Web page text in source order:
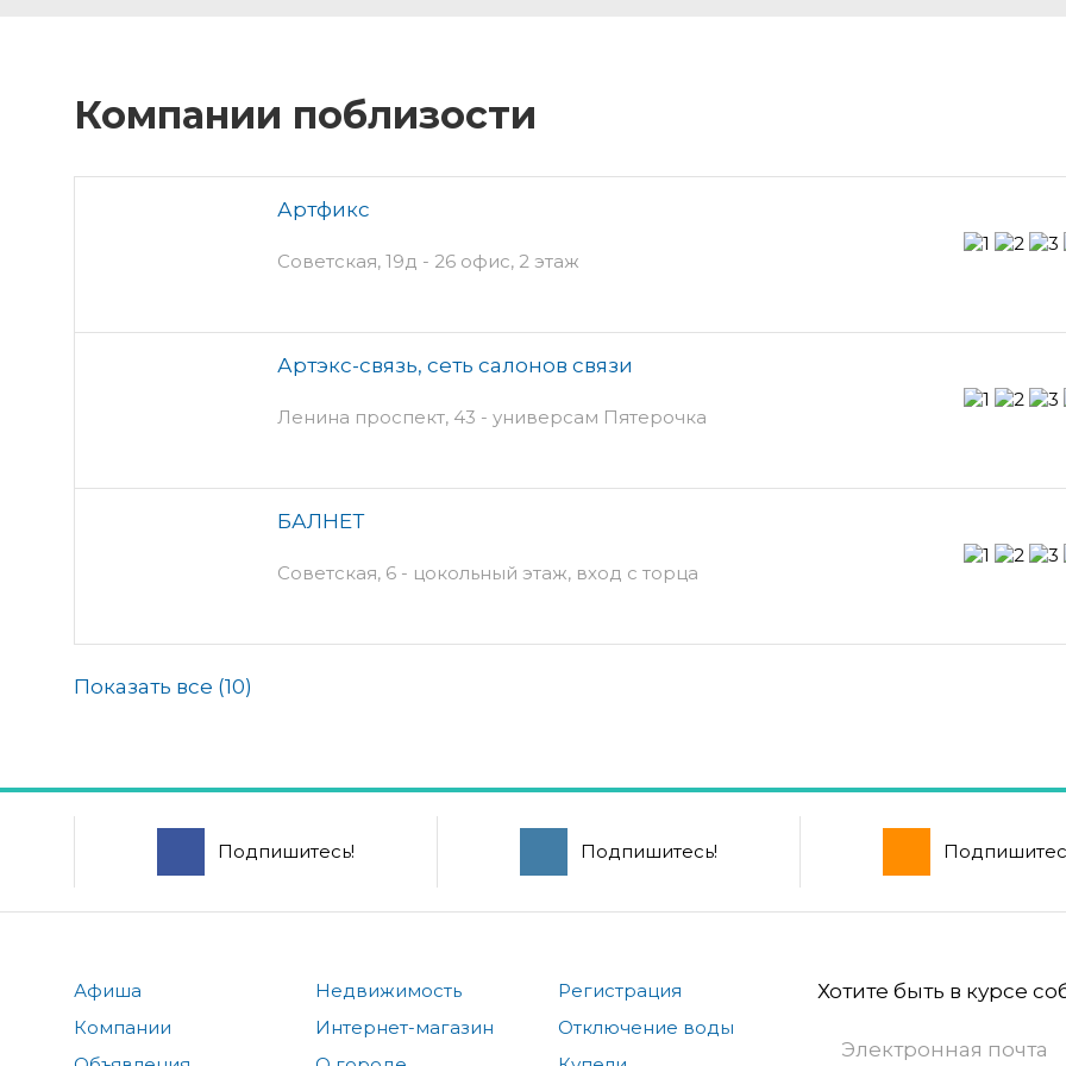
Компании поблизости
Артфикс
Советская, 19д - 26 офис, 2 этаж
Артэкс-связь, сеть салонов связи
Ленина проспект, 43 - универсам Пятерочка
БАЛНЕТ
Советская, 6 - цокольный этаж, вход с торца
Показать все (10)
Подпишитесь! Подпишитесь!
Афиша
Компании
Недвижимость
Интернет-магазин
Регистрация
Отключение воды
Хотите быть в курсе